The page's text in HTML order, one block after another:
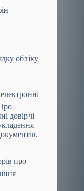
обліку
довірчі
про